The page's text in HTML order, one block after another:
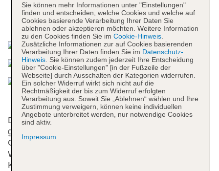
Das bietet Ihre Unterkunft
Das freundliche Personal an der Rezeption ist
gerne bei allen Fragen behilflich. Eine
Gepäckaufbewahrung, ein Safe und eine
Wechselstube gehören zur Einrichtung des
Komplexes. Per WLAN erhalten die Gäste Zugang
Sie können mehr Informationen unter "Einstellungen"
finden und entscheiden, welche Cookies und welche auf
Cookies basierende Verarbeitung Ihrer Daten Sie
ablehnen oder akzeptieren möchten. Weitere Information
zu den Cookies finden Sie im Cookie-Hinweis.
Zusätzliche Informationen zur auf Cookies basierenden
Verarbeitung Ihrer Daten finden Sie im Datenschutz-
Hinweis. Sie können zudem jederzeit Ihre Entscheidung
über "Cookie-Einstellungen" [in der Fußzeile der
Webseite] durch Ausschalten der Kategorien widerrufen.
Ein solcher Widerruf wirkt sich nicht auf die
Rechtmäßigkeit der bis zum Widerruf erfolgten
Verarbeitung aus. Soweit Sie „Ablehnen“ wählen und Ihre
Zustimmung verweigern, können keine individuellen
Angebote unterbreitet werden, nur notwendige Cookies
sind aktiv.
Impressum